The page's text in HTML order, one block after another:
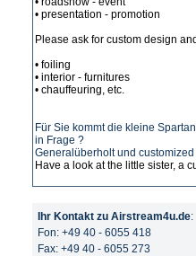
• presentation - promotion
Please ask for custom design
• foiling
• interior - furnitures
• chauffeuring, etc.
Für Sie kommt die kleine
in Frage ?
Generalüberholt und
Have a look at the little sister, a
Ihr Kontakt zu Airstream4u.de:
Fon: +49 40 - 6055 418
Fax: +49 40 - 6055 273